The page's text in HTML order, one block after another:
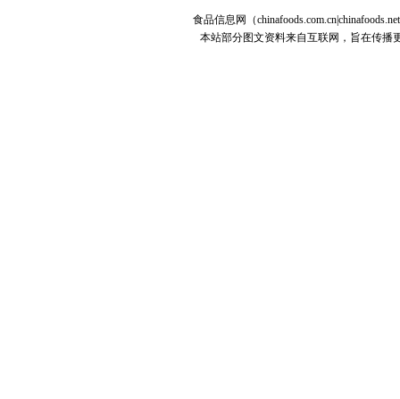
食品信息网（
本站部分图文资料来自互联网，旨在传播